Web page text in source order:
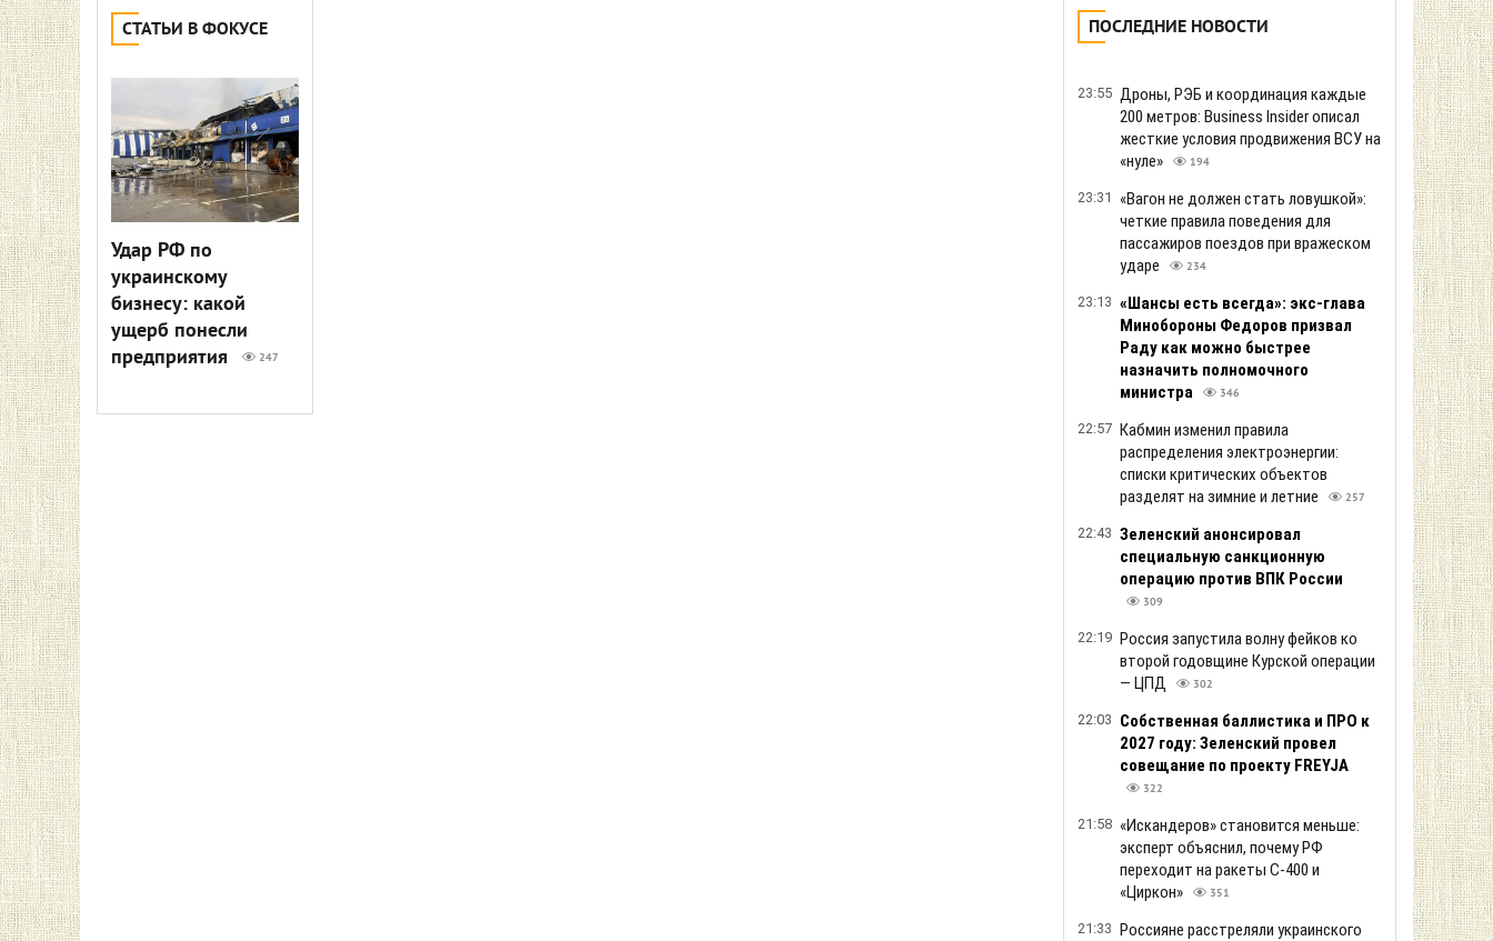
СТАТЬИ В ФОКУСЕ
Удар РФ по
украинскому
бизнесу: какой
ущерб понесли
предприятия
247
ПОСЛЕДНИЕ НОВОСТИ
23:55 Дроны, РЭБ и координация каждые
200 метров: Business Insider описал
жесткие условия продвижения ВСУ на
«нуле»
194
23:31
«Вагон не должен стать ловушкой»:
четкие правила поведения для
пассажиров поездов при вражеском
ударе
234
23:13 «Шансы есть всегда»: экс-глава
Минобороны Федоров призвал
Раду как можно быстрее
назначить полномочного
министра
346
22:57 Кабмин изменил правила
распределения электроэнергии:
списки критических объектов
разделят на зимние и летние
257
22:43 Зеленский анонсировал
специальную санкционную
операцию против ВПК России
309
22:19 Россия запустила волну фейков ко
второй годовщине Курской операции
— ЦПД
302
22:03 Собственная баллистика и ПРО к
2027 году: Зеленский провел
совещание по проекту FREYJA
322
21:58 «Искандеров» становится меньше:
эксперт объяснил, почему РФ
переходит на ракеты С-400 и
«Циркон»
351
21:33 Россияне расстреляли украинского